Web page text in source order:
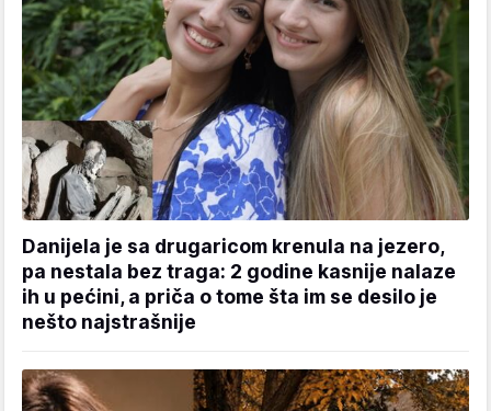
Danijela je sa drugaricom krenula na jezero,
pa nestala bez traga: 2 godine kasnije nalaze
ih u pećini, a priča o tome šta im se desilo je
nešto najstrašnije